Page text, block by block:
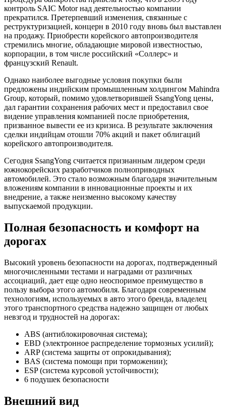
контроль SAIC Motor над деятельностью компании
прекратился. Претерпевший изменения, связанные с
реструктуризацией, концерн в 2010 году вновь был выставлен
на продажу. Приобрести корейского автопроизводителя
стремились многие, обладающие мировой известностью,
корпорации, в том числе российский «Соллерс» и
французский Renault.
Однако наиболее выгодные условия покупки были
предложены индийским промышленным холдингом Mahindra
Group, который, помимо удовлетворившей SsangYong цены,
дал гарантии сохранения рабочих мест и предоставил свое
видение управления компанией после приобретения,
призванное вывести ее из кризиса. В результате заключения
сделки индийцам отошли 70% акций и пакет облигаций
корейского автопроизводителя.
Сегодня SsangYong считается признанным лидером среди
южнокорейских разработчиков полноприводных
автомобилей. Это стало возможным благодаря значительным
вложениям компании в инновационные проекты и их
внедрение, а также неизменно высокому качеству
выпускаемой продукции.
Полная безопасность и комфорт на
дорогах
Высокий уровень безопасности на дорогах, подтвержденный
многочисленными тестами и наградами от различных
ассоциаций, дает еще одно неоспоримое преимущество в
пользу выбора этого автомобиля. Благодаря современным
технологиям, используемых в авто этого бренда, владелец
этого транспортного средства надежно защищен от любых
невзгод и трудностей на дорогах:
ABS (антиблокировочная система);
EBD (электронное распределение тормозных усилий);
ARP (система защиты от опрокидывания);
BAS (система помощи при торможении);
ESP (система курсовой устойчивости);
6 подушек безопасности
Внешний вид